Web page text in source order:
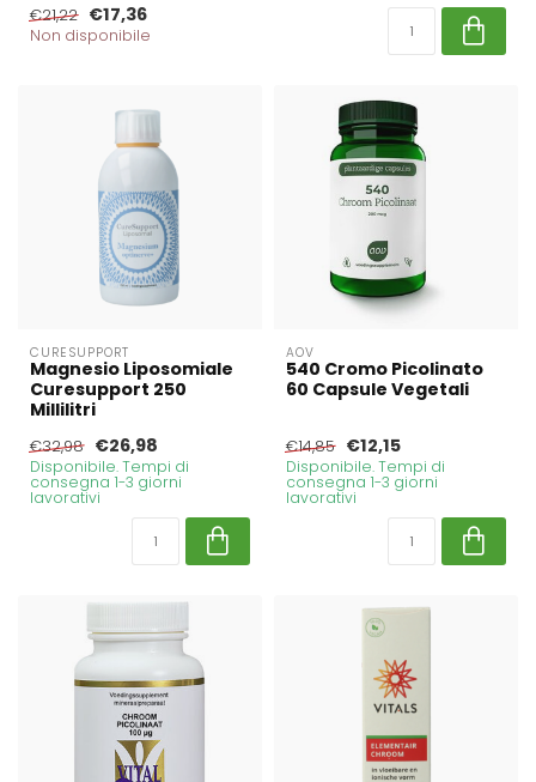
€21,22 €17,36
Non disponibile
CURESUPPORT
Magnesio Liposomiale
Curesupport 250
Millilitri
€32,98 €26,98
Disponibile. Tempi di
consegna 1-3 giorni
lavorativi
AOV
540 Cromo Picolinato
60 Capsule Vegetali
€14,85 €12,15
Disponibile. Tempi di
consegna 1-3 giorni
lavorativi